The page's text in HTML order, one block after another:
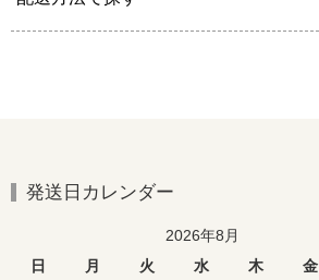
発送日カレンダー
2026年8月
日
月 火 水 木 金